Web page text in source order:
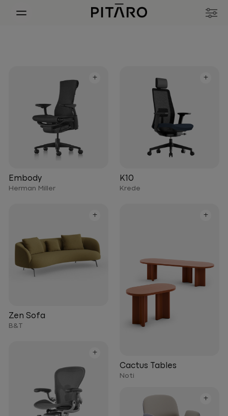
+
K10
Krede
+
Embody
Herman Miller
+
Cactus Tables
Noti
+
Zen Sofa
B&T
+
+